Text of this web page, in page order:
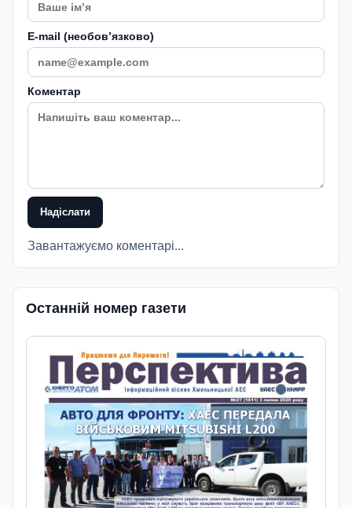
E-mail (необовʼязково)
Коментар
Надіслати
Завантажуємо коментарі...
Останній номер газети